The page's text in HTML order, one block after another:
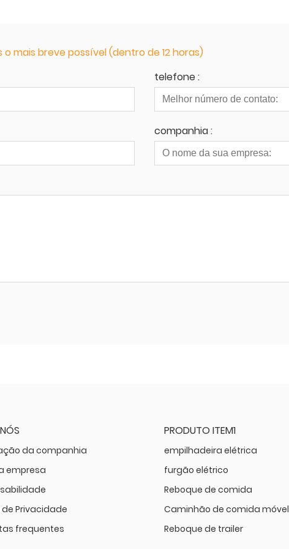
mais breve possível (dentro de 12 horas)
telefone :
companhia :
da companhia
empresa
Privacidade
frequentes
PRODUTO ITEM1
empilhadeira elétrica
furgão elétrico
Reboque de comida
Caminhão de comida móvel
Reboque de trailer